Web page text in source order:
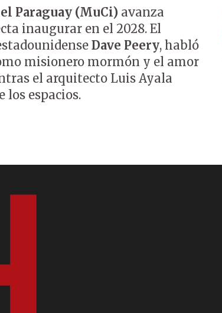
Paraguay (MuCi) avanza
inaugurar en el 2028. El
Dave Peery, habló
misionero mormón y el amor
el arquitecto Luis Ayala
los espacios.